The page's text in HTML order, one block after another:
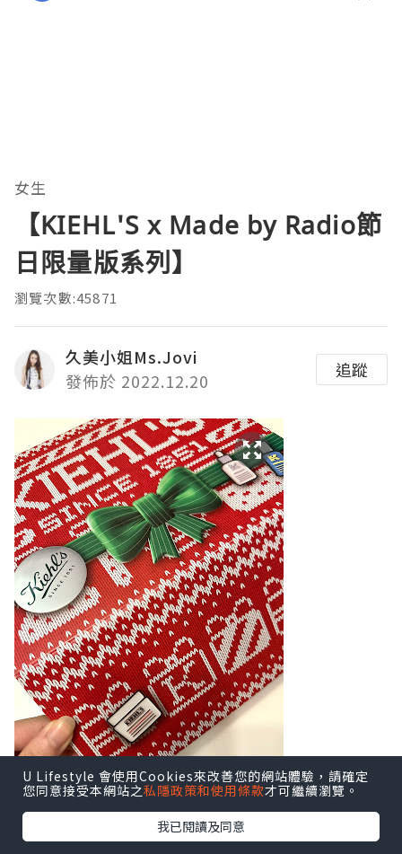
U Lifestyle 會使用Cookies來改善您的網站體驗，請確定
您同意接受本網站之私隱政策和使用條款才可繼續瀏覽。
我已閱讀及同意
女生
【KIEHL'S x Made by Radio節
日限量版系列】
瀏覽次數:45871
久美小姐Ms.Jovi
發佈於 2022.12.20
追蹤
每年最期待就係KIEHL'S節日限量版系
列，